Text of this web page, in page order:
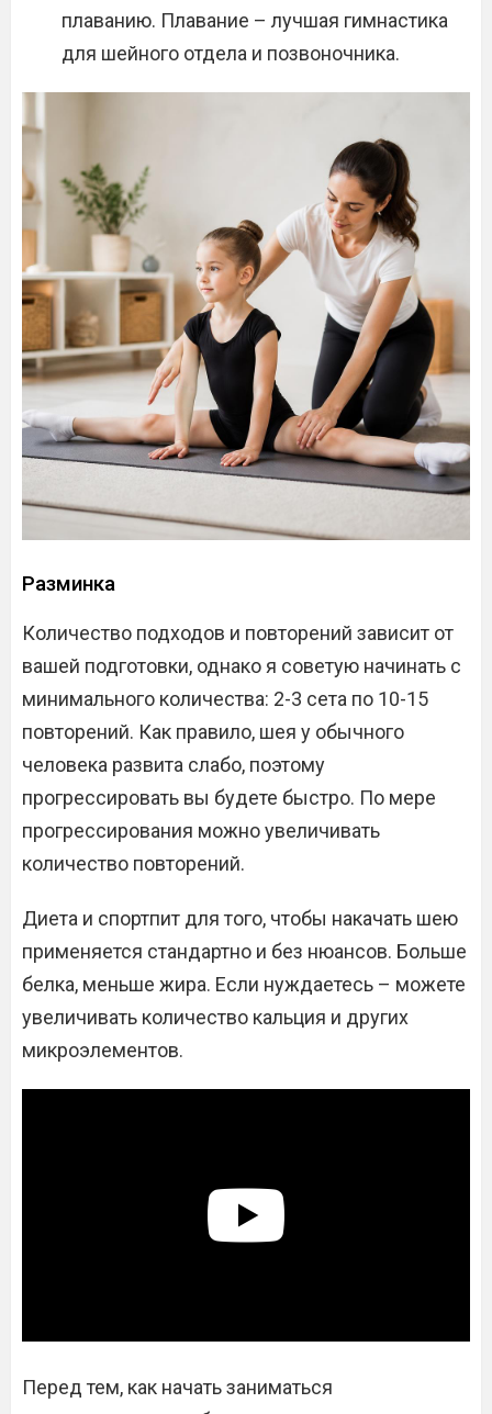
плаванию. Плавание – лучшая гимнастика
для шейного отдела и позвоночника.
Разминка
Количество подходов и повторений зависит от
вашей подготовки, однако я советую начинать с
минимального количества: 2-3 сета по 10-15
повторений. Как правило, шея у обычного
человека развита слабо, поэтому
прогрессировать вы будете быстро. По мере
прогрессирования можно увеличивать
количество повторений.
Диета и спортпит для того, чтобы накачать шею
применяется стандартно и без нюансов. Больше
белка, меньше жира. Если нуждаетесь – можете
увеличивать количество кальция и других
микроэлементов.
Перед тем, как начать заниматься